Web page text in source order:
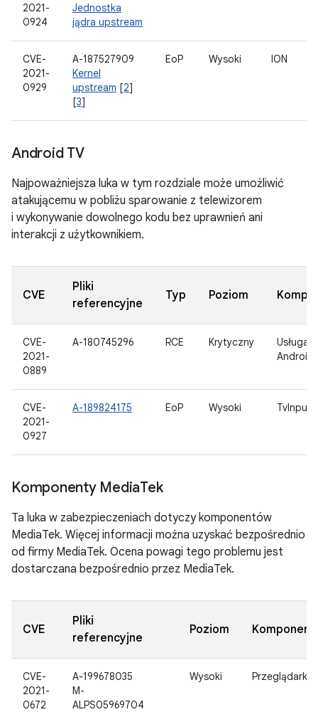
2021-
0924
Jednostka
jądra upstream
CVE-
2021-
0929
A-187527909
Kernel
upstream [2]
[3]
EoP Wysoki ION
Android TV
Najpoważniejsza luka w tym rozdziale może umożliwić
atakującemu w pobliżu sparowanie z telewizorem
i wykonywanie dowolnego kodu bez uprawnień ani
interakcji z użytkownikiem.
CVE
Pliki
referencyjne
Typ Poziom
CVE-
2021-
0889
A-180745296 RCE Krytyczny
Usługa
Android
CVE-
2021-
0927
A-189824175 EoP Wysoki
Komponenty MediaTek
Ta luka w zabezpieczeniach dotyczy komponentów
MediaTek. Więcej informacji można uzyskać bezpośrednio
od firmy MediaTek. Ocena powagi tego problemu jest
dostarczana bezpośrednio przez MediaTek.
CVE
Pliki
referencyjne
Poziom Komponent
CVE-
2021-
0672
A-199678035
M-
ALPS05969704
Wysoki Przeglądarka